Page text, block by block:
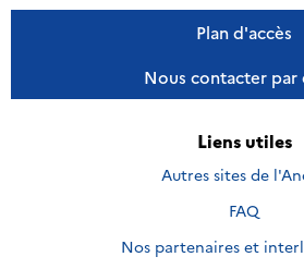
Plan d'accès
Nous contacter par
Liens utiles
Autres sites de
FAQ
Nos partenaires et